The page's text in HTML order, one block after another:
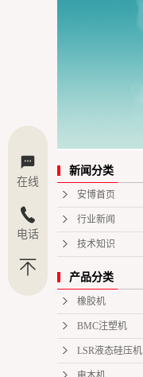
新闻分类
安博首页
行业新闻
技术知识
产品分类
橡胶机
BMC注塑机
LSR液态硅压机
在线
电话